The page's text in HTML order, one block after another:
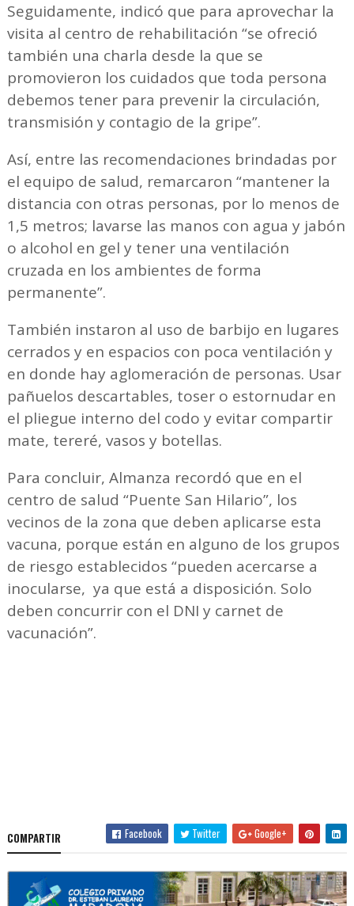
Seguidamente, indicó que para aprovechar la
visita al centro de rehabilitación “se ofreció
también una charla desde la que se
promovieron los cuidados que toda persona
debemos tener para prevenir la circulación,
transmisión y contagio de la gripe”.
Así, entre las recomendaciones brindadas por
el equipo de salud, remarcaron “mantener la
distancia con otras personas, por lo menos de
1,5 metros; lavarse las manos con agua y jabón
o alcohol en gel y tener una ventilación
cruzada en los ambientes de forma
permanente”.
También instaron al uso de barbijo en lugares
cerrados y en espacios con poca ventilación y
en donde hay aglomeración de personas. Usar
pañuelos descartables, toser o estornudar en
el pliegue interno del codo y evitar compartir
mate, tereré, vasos y botellas.
Para concluir, Almanza recordó que en el
centro de salud “Puente San Hilario”, los
vecinos de la zona que deben aplicarse esta
vacuna, porque están en alguno de los grupos
de riesgo establecidos “pueden acercarse a
inocularse, ya que está a disposición. Solo
deben concurrir con el DNI y carnet de
vacunación”.
COMPARTIR Facebook Twitter Google+